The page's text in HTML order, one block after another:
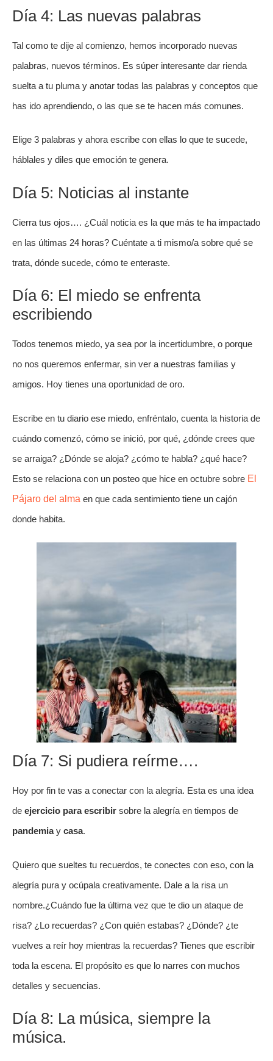
Día 4: Las nuevas palabras
Tal como te dije al comienzo, hemos incorporado nuevas
palabras, nuevos términos. Es súper interesante dar rienda
suelta a tu pluma y anotar todas las palabras y conceptos que
has ido aprendiendo, o las que se te hacen más comunes.
Elige 3 palabras y ahora escribe con ellas lo que te sucede,
háblales y diles que emoción te genera.
Día 5: Noticias al instante
Cierra tus ojos…. ¿Cuál noticia es la que más te ha impactado
en las últimas 24 horas? Cuéntate a ti mismo/a sobre qué se
trata, dónde sucede, cómo te enteraste.
Día 6: El miedo se enfrenta
escribiendo
Todos tenemos miedo, ya sea por la incertidumbre, o porque
no nos queremos enfermar, sin ver a nuestras familias y
amigos. Hoy tienes una oportunidad de oro.
Escribe en tu diario ese miedo, enfréntalo, cuenta la historia de
cuándo comenzó, cómo se inició, por qué, ¿dónde crees que
se arraiga? ¿Dónde se aloja? ¿cómo te habla? ¿qué hace?
Esto se relaciona con un posteo que hice en octubre sobre El
Pájaro del alma en que cada sentimiento tiene un cajón
donde habita.
Día 7: Si pudiera reírme….
Hoy por fin te vas a conectar con la alegría. Esta es una idea
de ejercicio para escribir sobre la alegría en tiempos de
pandemiay casa.
Quiero que sueltes tu recuerdos, te conectes con eso, con la
alegría pura y ocúpala creativamente. Dale a la risa un
nombre.¿Cuándo fue la última vez que te dio un ataque de
risa? ¿Lo recuerdas? ¿Con quién estabas? ¿Dónde? ¿te
vuelves a reír hoy mientras la recuerdas? Tienes que escribir
toda la escena. El propósito es que lo narres con muchos
detalles y secuencias.
Día 8: La música, siempre la
música.